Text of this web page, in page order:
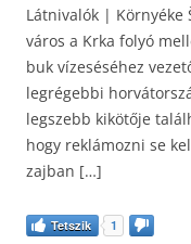
Látnivalók | Környéke
város a Krka folyó
buk vízeséséhez
legrégebbi
legszebb kikötője
hogy reklámozni se
zajban […]
Tetszik 1